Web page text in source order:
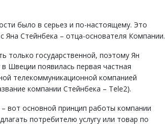
было в серьез и по-настоящему. Это
Яна Стейнбека – отца-основателя Компании.
только государственной, поэтому Ян
Швеции появилась первая частная
телекоммуникационной компанией
компании Стейнбека – Тele2).
вот основной принцип работы компании
потребителю услугу или товар по